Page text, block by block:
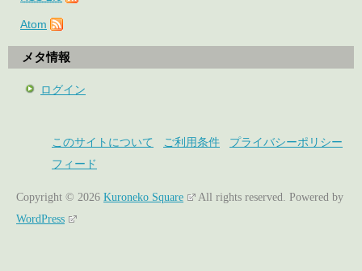
Atom
メタ情報
ログイン
このサイトについて ご利用条件
プライバシーポリシー
フィード
Copyright © 2026 Kuroneko Square All rights reserved. Powered by
WordPress